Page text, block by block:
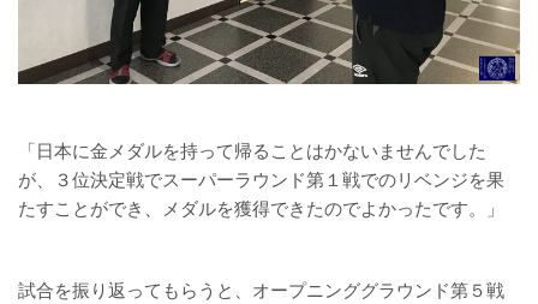
「日本に金メダルを持って帰ることはかないませんでした
が、３位決定戦でスーパーラウンド第１戦でのリベンジを果
たすことができ、メダルを獲得できたのでよかったです。」
試合を振り返ってもらうと、オープニンググラウンド第５戦